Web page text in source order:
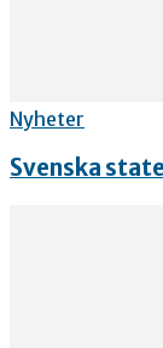
Nyheter
Svenska